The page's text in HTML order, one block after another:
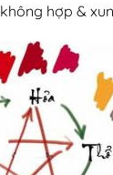
hợp &